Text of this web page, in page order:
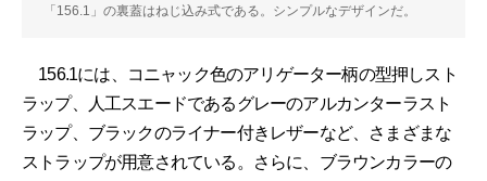
「156.1」の裏蓋はねじ込み式である。シンプルなデザインだ。
156.1には、コニャック色のアリゲーター柄の型押しスト
ラップ、人工スエードであるグレーのアルカンターラスト
ラップ、ブラックのライナー付きレザーなど、さまざまな
ストラップが用意されている。さらに、ブラウンカラーの